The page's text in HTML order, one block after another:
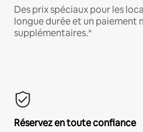
Des prix spéciaux pour les
longue durée et un paiement
supplémentaires.*
Réservez en toute confiance